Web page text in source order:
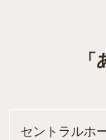
セントラルホ